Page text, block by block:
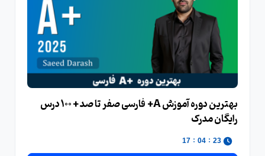
بهترین دوره آموزش A+ فارسی صفر تا صد + 100 درس
رایگان مدرک
23
:
04
:
16